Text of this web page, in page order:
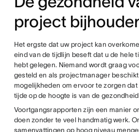
project
Het ergste dat uw project kan
eind van de tijdlijn beseft dat u de hele
hebt gelegen. Niemand wordt graag
gesteld en als projectmanager
mogelijkheden om ervoor te zorgen
tijde op de hoogte is van de
Voortgangsrapporten zijn een manier
doen zonder te veel handmatig werk.
samenvattingen op hoog niveau